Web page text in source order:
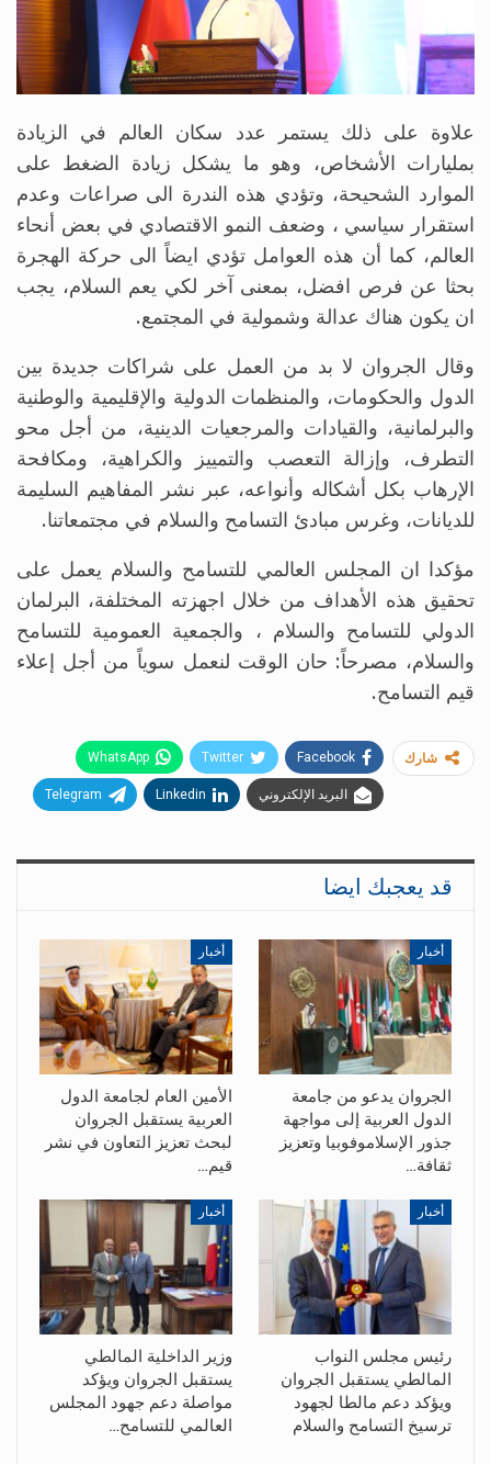
علاوة على ذلك يستمر عدد سكان العالم في الزيادة
بمليارات الأشخاص، وهو ما يشكل زيادة الضغط على
الموارد الشحيحة، وتؤدي هذه الندرة الى صراعات وعدم
استقرار سياسي ، وضعف النمو الاقتصادي في بعض أنحاء
العالم، كما أن هذه العوامل تؤدي ايضاً الى حركة الهجرة
بحثا عن فرص افضل، بمعنى آخر لكي يعم السلام، يجب
ان يكون هناك عدالة وشمولية في المجتمع.
وقال الجروان لا بد من العمل على شراكات جديدة بين
الدول والحكومات، والمنظمات الدولية والإقليمية والوطنية
والبرلمانية، والقيادات والمرجعيات الدينية، من أجل محو
التطرف، وإزالة التعصب والتمييز والكراهية، ومكافحة
الإرهاب بكل أشكاله وأنواعه، عبر نشر المفاهيم السليمة
للديانات، وغرس مبادئ التسامح والسلام في مجتمعاتنا.
مؤكدا ان المجلس العالمي للتسامح والسلام يعمل على
تحقيق هذه الأهداف من خلال اجهزته المختلفة، البرلمان
الدولي للتسامح والسلام ، والجمعية العمومية للتسامح
والسلام، مصرحاً: حان الوقت لنعمل سوياً من أجل إعلاء
قيم التسامح.
شارك Facebook
Twitter
WhatsApp
البريد الإلكتروني Linkedin
Telegram
قد يعجبك ايضا
أخبار
الجروان يدعو من جامعة
الدول العربية إلى مواجهة
جذور الإسلاموفوبيا وتعزيز
ثقافة…
أخبار
الأمين العام لجامعة الدول
العربية يستقبل الجروان
لبحث تعزيز التعاون في نشر
قيم…
أخبار
رئيس مجلس النواب
المالطي يستقبل الجروان
ويؤكد دعم مالطا لجهود
ترسيخ التسامح والسلام
أخبار
وزير الداخلية المالطي
يستقبل الجروان ويؤكد
مواصلة دعم جهود المجلس
العالمي للتسامح…